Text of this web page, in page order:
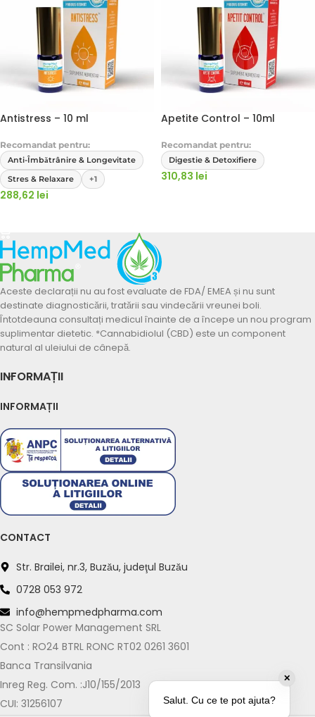
Antistress – 10 ml
Recomandat pentru:
Anti-Îmbătrânire & Longevitate
Stres & Relaxare
+1
288,62 lei
Apetite Control – 10ml
Recomandat pentru:
Digestie & Detoxifiere
310,83 lei
Aceste declarații nu au fost evaluate de FDA/ EMEA și nu sunt
destinate diagnosticării, tratării sau vindecării vreunei boli.
Întotdeauna consultați medicul înainte de a începe un nou program
suplimentar dietetic. *Cannabidiolul (CBD) este un component
natural al uleiului de cânepă.
INFORMAȚII
INFORMAȚII
CONTACT
Str. Brailei, nr.3, Buzău, judeţul Buzău
0728 053 972
info@hempmedpharma.com
SC Solar Power Management SRL
Cont : RO24 BTRL RONC RT02 0261 3601
Banca Transilvania
Inreg Reg. Com. :J10/155/2013
CUI: 31256107
Suport Whatsapp
Răspundem în 5–10 minute
Program: L-V 09:00–18:00
Previzualizare mesaj:
Alimentare Ozonate cu CBD - Hempmed
Vreau mai multe informații
Mă puteți ajuta cu o recomandare?
✕
Salut. Cu ce te pot ajuta?